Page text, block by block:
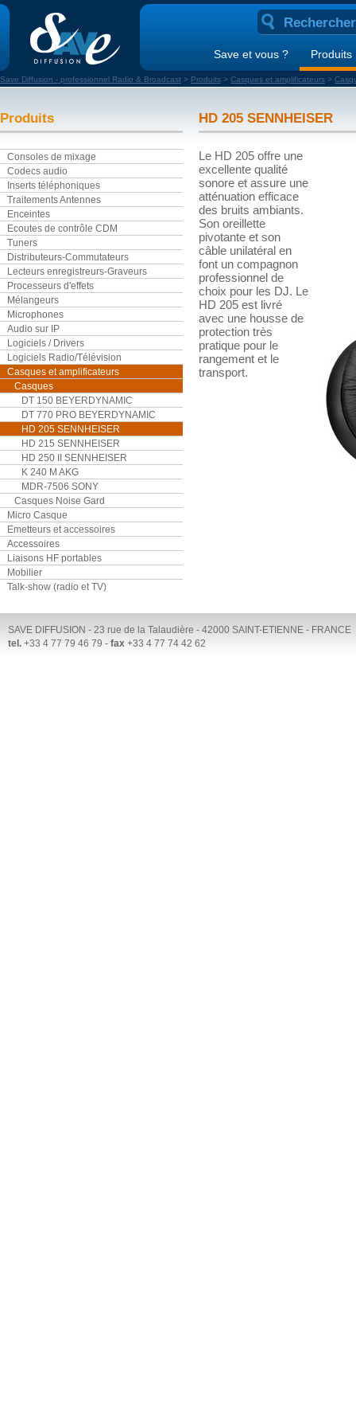
Save et vous ? Produits
Save Diffusion - professionnel Radio & Broadcast > Produits > Casques et amplificateurs >
Produits
Consoles de mixage
Codecs audio
Inserts téléphoniques
Traitements Antennes
Enceintes
Ecoutes de contrôle CDM
Tuners
Distributeurs-Commutateurs
Lecteurs enregistreurs-Graveurs
Processeurs d'effets
Mélangeurs
Microphones
Audio sur IP
Logiciels / Drivers
Logiciels Radio/Télévision
Casques et amplificateurs
Casques
DT 150 BEYERDYNAMIC
DT 770 PRO BEYERDYNAMIC
HD 205 SENNHEISER
HD 215 SENNHEISER
HD 250 II SENNHEISER
K 240 M AKG
MDR-7506 SONY
Casques Noise Gard
Micro Casque
Emetteurs et accessoires
Accessoires
Liaisons HF portables
Mobilier
Talk-show (radio et TV)
HD 205 SENNHEISER
Le HD 205 offre une
excellente qualité
sonore et assure une
atténuation efficace
des bruits ambiants.
Son oreillette
pivotante et son
câble unilatéral en
font un compagnon
professionnel de
choix pour les DJ. Le
HD 205 est livré
avec une housse de
protection très
pratique pour le
rangement et le
transport.
SAVE DIFFUSION - 23 rue de la Talaudière - 42000 SAINT-ETIENNE - FRANCE
tel. +33 4 77 79 46 79 - fax +33 4 77 74 42 62